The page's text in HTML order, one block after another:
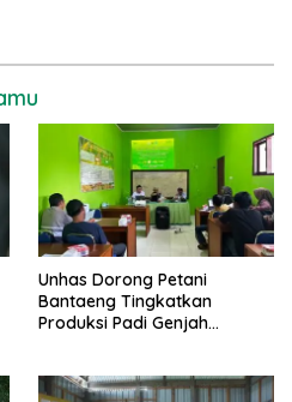
Unhas Dorong Petani
Bantaeng Tingkatkan
Produksi Padi Genjah